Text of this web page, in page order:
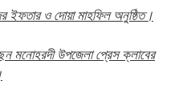
ইফতার ও দোয়া মাহফিল অনুষ্ঠিত।
মনোহরদী উপজেলা প্রেস ক্লাবের